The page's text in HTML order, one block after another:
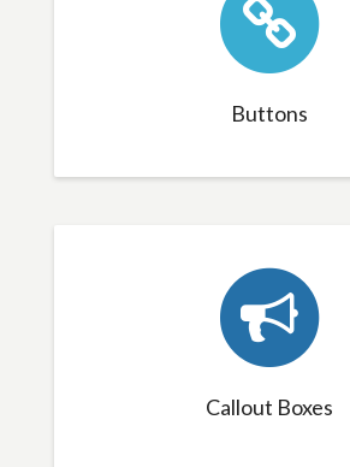
Buttons
Callout Boxes